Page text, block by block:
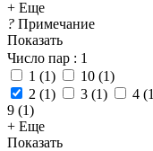
+ Еще
? Примечание
Показать
Число пар : 1
1 (1) 10 (1)
2 (1) 3 (1) 4 (1
9 (1)
+ Еще
Показать